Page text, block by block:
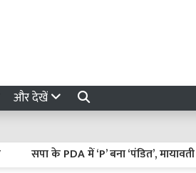
और देखें
सपा के PDA में ‘P’ बना ‘पंडित’, मायावती